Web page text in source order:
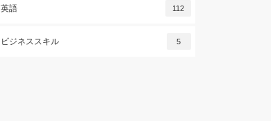
英語 112
ビジネススキル 5